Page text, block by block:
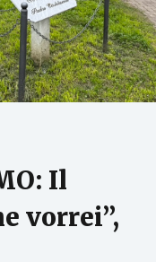
Il
vorrei”,